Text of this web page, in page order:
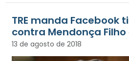
TRE manda Facebook
contra Mendonça Filho
13 de agosto de 2018